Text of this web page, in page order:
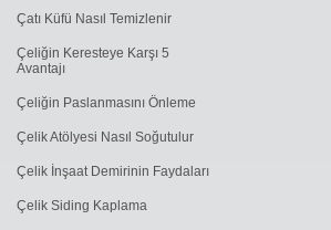
Çatı Küfü Nasıl Temizlenir
Çeliğin Keresteye Karşı 5
Avantajı
Çeliğin Paslanmasını Önleme
Çelik Atölyesi Nasıl Soğutulur
Çelik İnşaat Demirinin Faydaları
Çelik Siding Kaplama